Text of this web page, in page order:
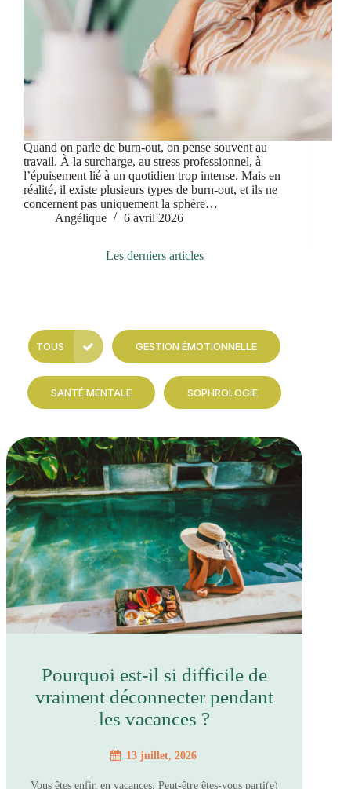
Quand on parle de burn-out, on pense souvent au
travail. À la surcharge, au stress professionnel, à
l’épuisement lié à un quotidien trop intense. Mais en
réalité, il existe plusieurs types de burn-out, et ils ne
concernent pas uniquement la sphère…
Angélique
6 avril 2026
Les derniers articles
TOUS GESTION ÉMOTIONNELLE
SANTÉ MENTALE SOPHROLOGIE
Pourquoi est-il si difficile de
vraiment déconnecter pendant
les vacances ?
13 juillet, 2026
Vous êtes enfin en vacances. Peut-être êtes-vous parti(e)